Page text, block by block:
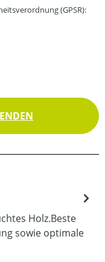
(GPSR):
Holz.Beste
sowie optimale